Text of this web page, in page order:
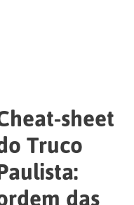
sheet
Truco
das